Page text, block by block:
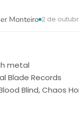
Monteiro 2 de
metal
Blade Records
Blind, Chaos